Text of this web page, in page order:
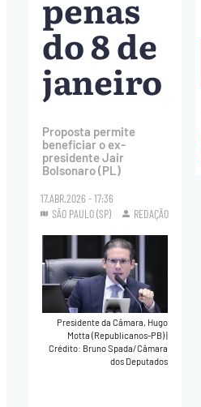
do 8 de
janeiro
Proposta permite
beneficiar o ex-
presidente Jair
Bolsonaro (PL)
17.ABR.2026 - 17:36
SÃO PAULO (SP)
REDAÇÃO
Presidente da Câmara, Hugo
Motta (Republicanos-PB)|
Crédito: Bruno Spada/Câmara
dos Deputados